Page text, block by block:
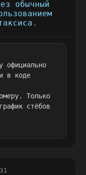
официально
в коде
Только
стёбов